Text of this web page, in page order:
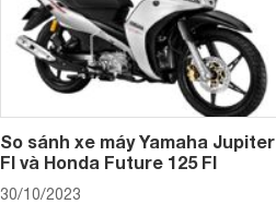
So sánh xe máy Yamaha Jupiter
FI và Honda Future 125 FI
30/10/2023